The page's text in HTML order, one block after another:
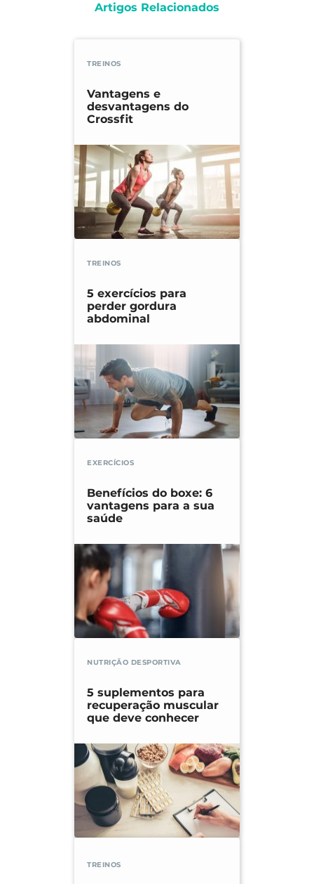
Artigos Relacionados
TREINOS
Vantagens e
desvantagens do
Crossfit
TREINOS
5 exercícios para
perder gordura
abdominal
EXERCÍCIOS
Benefícios do boxe: 6
vantagens para a sua
saúde
NUTRIÇÃO DESPORTIVA
5 suplementos para
recuperação muscular
que deve conhecer
TREINOS